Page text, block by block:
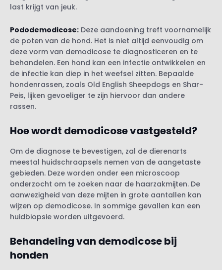
last krijgt van jeuk.
Pododemodicose: Deze aandoening treft voornamelijk
de poten van de hond. Het is niet altijd eenvoudig om
deze vorm van demodicose te diagnosticeren en te
behandelen. Een hond kan een infectie ontwikkelen en
de infectie kan diep in het weefsel zitten. Bepaalde
hondenrassen, zoals Old English Sheepdogs en Shar-
Peis, lijken gevoeliger te zijn hiervoor dan andere
rassen.
Hoe wordt demodicose vastgesteld?
Om de diagnose te bevestigen, zal de dierenarts
meestal huidschraapsels nemen van de aangetaste
gebieden. Deze worden onder een microscoop
onderzocht om te zoeken naar de haarzakmijten. De
aanwezigheid van deze mijten in grote aantallen kan
wijzen op demodicose. In sommige gevallen kan een
huidbiopsie worden uitgevoerd.
Behandeling van demodicosebij
honden